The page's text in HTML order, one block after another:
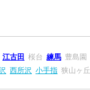
江古田 桜台 練馬 豊島園
西所沢 小手指 狭山ヶ丘